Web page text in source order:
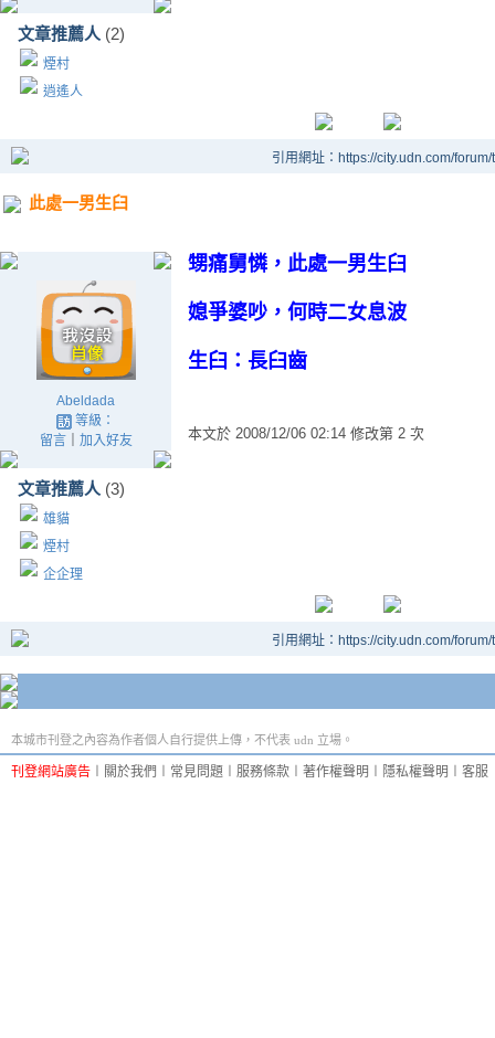
文章推薦人 (2)
煙村
逍遙人
引用網址：https://city.udn.com/
此處一男生臼
Abeldada
等級：
留言｜ 加入好友
文章推薦人 (3)
雄貓
煙村
企企理
甥痛舅憐，此處一男生臼
媳爭婆吵，何時二女息波
生臼：長臼齒
本文於 2008/12/06 02:14 修改第 2 次
引用網址：https://city.udn.com/
本城市刊登之內容為作者個人自行提供上傳，不代表 udn 立場。
刊登網站廣告 關於我們 常見問題 服務條款 著作權聲明 隱私權聲明 客服